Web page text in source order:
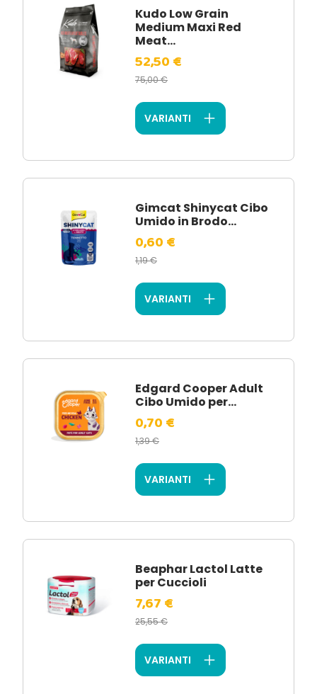
Kudo Low Grain
Medium Maxi Red
Meat...
52,50 €
75,00 €
VARIANTI
Gimcat Shinycat Cibo
Umido in Brodo...
0,60 €
1,19 €
VARIANTI
Edgard Cooper Adult
Cibo Umido per...
0,70 €
1,39 €
VARIANTI
Beaphar Lactol Latte
per Cuccioli
7,67 €
25,55 €
VARIANTI